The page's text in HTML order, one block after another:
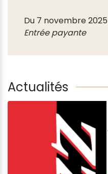
Du 7 novembre
Entrée payante
Actualités